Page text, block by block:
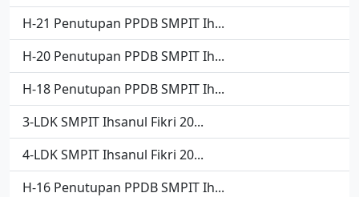
H-21 Penutupan PPDB SMPIT Ih...
H-20 Penutupan PPDB SMPIT Ih...
H-18 Penutupan PPDB SMPIT Ih...
3-LDK SMPIT Ihsanul Fikri 20...
4-LDK SMPIT Ihsanul Fikri 20...
H-16 Penutupan PPDB SMPIT Ih...